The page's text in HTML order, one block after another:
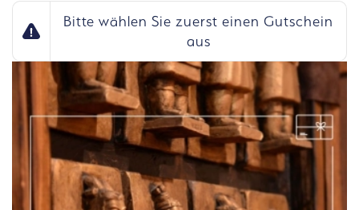
Bitte wählen Sie zuerst einen Gutschein
aus